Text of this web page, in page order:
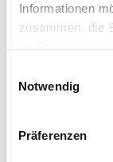
Informationen
zusammen, die
Notwendig
Präferenzen
So